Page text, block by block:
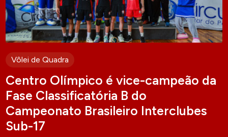
Vôlei de Quadra
Centro Olímpico é vice-campeão da
Fase Classificatória B do
Campeonato Brasileiro Interclubes
Sub-17